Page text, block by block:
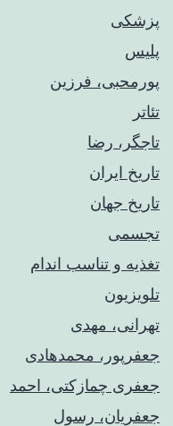
پزشکی
پلیس
پورمحبی، فرزین
تئاتر
تاجگر، رضا
تاریخ ایران
تاریخ جهان
تجسمی
تغذیه و تناسب اندام
تلویزیون
تهرانی، مهدی
جعفرپور، محمدهادی
جعفری چمازکتی، احمد
جعفریان، رسول